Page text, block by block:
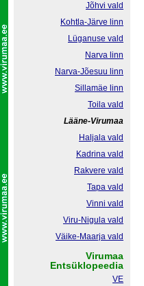
Jõhvi vald
Kohtla-Järve linn
Lüganuse vald
Narva linn
Narva-Jõesuu linn
Sillamäe linn
Toila vald
Lääne-Virumaa
Haljala vald
Kadrina vald
Rakvere vald
Tapa vald
Vinni vald
Viru-Nigula vald
Väike-Maarja vald
Virumaa
Entsüklopeedia
VE